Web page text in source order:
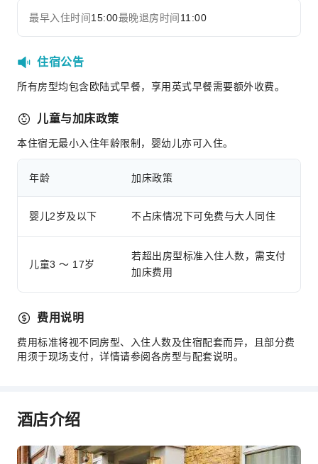
前台贵重物品保险柜
24小时前台
安全与安保
急救包
安保人员
展开全部
最早入住时间15:00最晚退房时间 11:00
住宿公告
所有房型均包含欧陆式早餐，享用英式早餐需要额外收费。
儿童与加床政策
本住宿无最小入住年龄限制，婴幼儿亦可入住。
年龄 加床政策
婴儿2岁及以下 不占床情况下可免费与大人同住
儿童3 ～ 17岁
若超出房型标准入住人数，需支付
加床费用
费用说明
费用标准将视不同房型、入住人数及住宿配套而异，且部分费
用须于现场支付，详情请参阅各房型与配套说明。
酒店介绍